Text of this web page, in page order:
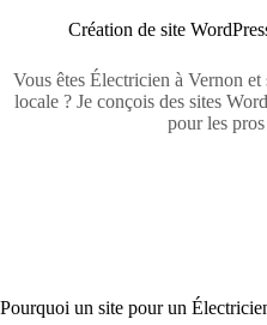
Création de site
Vous êtes Électricien à Vernon
locale ? Je conçois des sites
pour les
Pourquoi un site pour un